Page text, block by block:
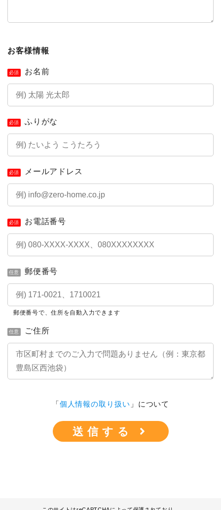
お客様情報
必須 お名前
必須 ふりがな
必須 メールアドレス
必須 お電話番号
任意 郵便番号
郵便番号で、住所を自動入力できます
任意 ご住所
「個人情報の取り扱い 」について